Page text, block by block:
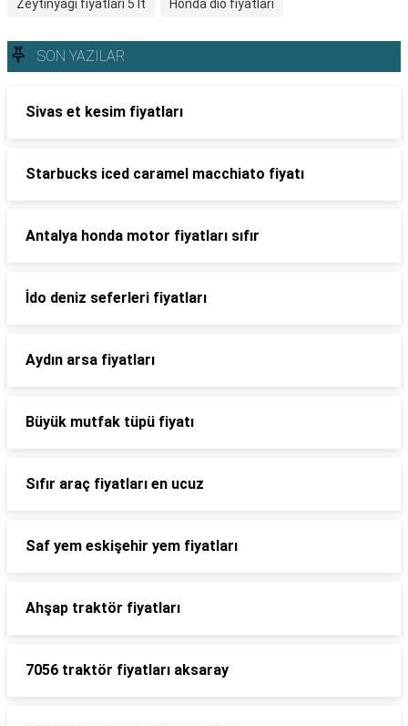
Zeytinyağı fiyatları 5 lt Honda dio fiyatları
SON YAZILAR
Sivas et kesim fiyatları
Starbucks iced caramel macchiato fiyatı
Antalya honda motor fiyatları sıfır
İdo deniz seferleri fiyatları
Aydın arsa fiyatları
Büyük mutfak tüpü fiyatı
Sıfır araç fiyatları en ucuz
Saf yem eskişehir yem fiyatları
Ahşap traktör fiyatları
7056 traktör fiyatları aksaray